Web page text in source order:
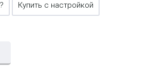
Купить с настройкой